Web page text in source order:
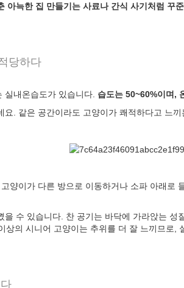
아늑한 집 만들기는 사료나 간식 사기처럼 꾸
당하다
실내온습도가 있습니다. 습도는 50~60%이며,
요. 같은 공간이라도 고양이가 쾌적하다고 느
양이가 다른 방으로 이동하거나 소파 아래로
을 수 있습니다. 찬 공기는 바닥에 가라앉는
상의 시니어 고양이는 추위를 더 잘 느끼므로